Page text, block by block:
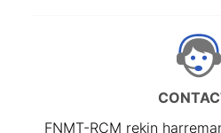
FNMT-RCM rekin